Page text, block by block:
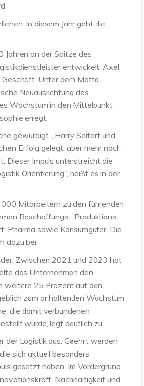
In diesem Jahr geht die
Jahren an der Spitze des
entwickelt. Axel
Unter dem Motto
Neuausrichtung des
Wachstum in den Mittelpunkt
erregt.
gewürdigt. „Harry Seifert und
Erfolg gelegt, aber mehr noch
Dieser Impuls unterstreicht die
Orientierung“, heißt es in der
Mitarbeitern zu den führenden
Beschaffungs-, Produktions-
Pharma sowie Konsumgüter. Die
dazu bei.
Zwischen 2021 und 2023 hat
das Unternehmen den
weitere 25 Prozent auf den
zum anhaltenden Wachstum
die damit verbundenen
wurde, legt deutlich zu.
der Logistik aus. Geehrt werden
sich aktuell besonders
gesetzt haben. Im Vordergrund
Nachhaltigkeit und